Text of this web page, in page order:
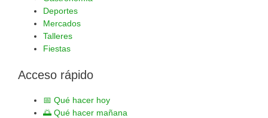
Deportes
Mercados
Talleres
Fiestas
Acceso rápido
📅 Qué hacer hoy
🌅 Qué hacer mañana